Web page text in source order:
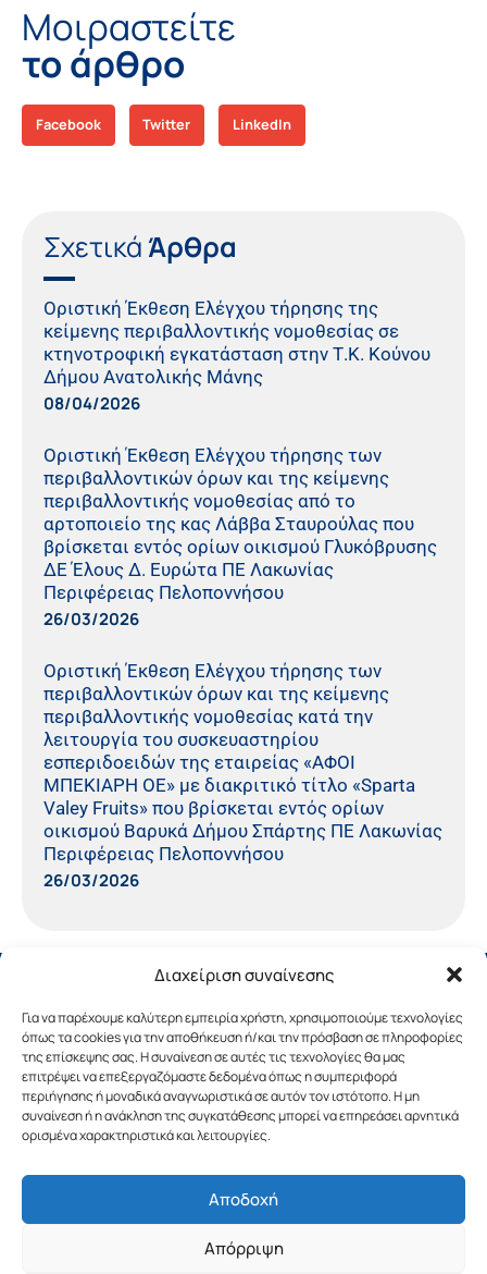
Διαχείριση συναίνεσης
Για να παρέχουμε καλύτερη εμπειρία χρήστη, χρησιμοποιούμε τεχνολογίες
όπως τα cookies για την αποθήκευση ή/και την πρόσβαση σε πληροφορίες
της επίσκεψης σας. Η συναίνεση σε αυτές τις τεχνολογίες θα μας
επιτρέψει να επεξεργαζόμαστε δεδομένα όπως η συμπεριφορά
περιήγησης ή μοναδικά αναγνωριστικά σε αυτόν τον ιστότοπο. Η μη
συναίνεση ή η ανάκληση της συγκατάθεσης μπορεί να επηρεάσει αρνητικά
ορισμένα χαρακτηριστικά και λειτουργίες.
Αποδοχή
Απόρριψη
Μοιραστείτε
το άρθρο
Facebook Twitter LinkedIn
Σχετικά Άρθρα
Οριστική Έκθεση Ελέγχου τήρησης της
κείμενης περιβαλλοντικής νομοθεσίας σε
κτηνοτροφική εγκατάσταση στην Τ.Κ. Κούνου
Δήμου Ανατολικής Μάνης
08/04/2026
Οριστική Έκθεση Ελέγχου τήρησης των
περιβαλλοντικών όρων και της κείμενης
περιβαλλοντικής νομοθεσίας από το
αρτοποιείο της κας Λάββα Σταυρούλας που
βρίσκεται εντός ορίων οικισμού Γλυκόβρυσης
ΔΕ Έλους Δ. Ευρώτα ΠΕ Λακωνίας
Περιφέρειας Πελοποννήσου
26/03/2026
Οριστική Έκθεση Ελέγχου τήρησης των
περιβαλλοντικών όρων και της κείμενης
περιβαλλοντικής νομοθεσίας κατά την
λειτουργία του συσκευαστηρίου
εσπεριδοειδών της εταιρείας «ΑΦΟΙ
ΜΠΕΚΙΑΡΗ ΟΕ» με διακριτικό τίτλο «Sparta
Valey Fruits» που βρίσκεται εντός ορίων
οικισμού Βαρυκά Δήμου Σπάρτης ΠΕ Λακωνίας
Περιφέρειας Πελοποννήσου
26/03/2026
Copyright © 2019 Περιφέρεια Πελοποννήσου.
Σχεδιασμός & Υλοποίηση από την